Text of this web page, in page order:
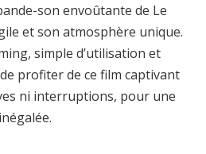
son envoûtante de Le
et son atmosphère unique.
simple d’utilisation et
profiter de ce film captivant
ni interruptions, pour une